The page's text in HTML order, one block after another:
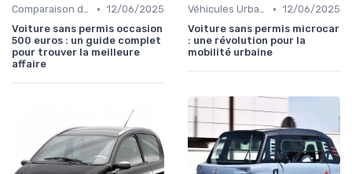
Comparaison des Modèles • 12/06/2025
Voiture sans permis occasion
500 euros : un guide complet
pour trouver la meilleure
affaire
Véhicules Urbains • 12/06/2025
Voiture sans permis microcar
: une révolution pour la
mobilité urbaine